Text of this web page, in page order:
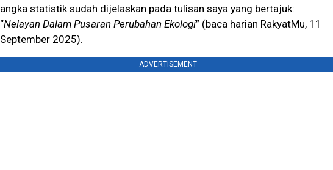
angka statistik sudah dijelaskan pada tulisan saya yang bertajuk:
“Nelayan Dalam Pusaran Perubahan Ekologi” (baca harian RakyatMu, 11
September 2025).
ADVERTISEMENT